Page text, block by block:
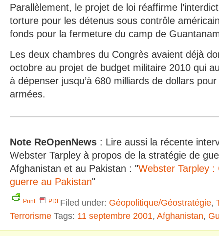
Parallèlement, le projet de loi réaffirme
torture pour les détenus sous contrôle
fonds pour la fermeture du camp de
Les deux chambres du Congrès avaient déjà
octobre au projet de budget militaire 2010 qui
à dépenser jusqu’à 680 milliards de dollars
armées.
Note ReOpenNews : Lire aussi la récente
Webster Tarpley à propos de la stratégie de
Afghanistan et au Pakistan : "Webster Tarpley
guerre au Pakistan"
Print PDFFiled under: Géopolitique/Géostratégie,
Terrorisme Tags: 11 septembre 2001, Afghanistan,